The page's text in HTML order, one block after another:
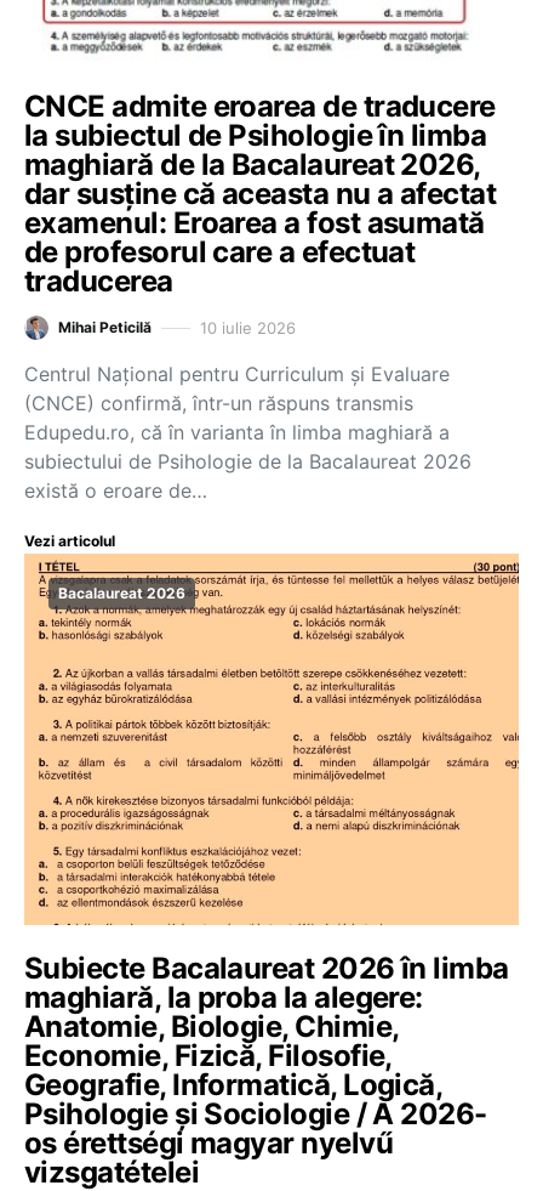
CNCE admite eroarea de traducere
la subiectul de Psihologie în limba
maghiară de la Bacalaureat 2026,
dar susține că aceasta nu a afectat
examenul: Eroarea a fost asumată
de profesorul care a efectuat
traducerea
Mihai Peticilă 10 iulie 2026
Centrul Național pentru Curriculum și Evaluare
(CNCE) confirmă, într-un răspuns transmis
Edupedu.ro, că în varianta în limba maghiară a
subiectului de Psihologie de la Bacalaureat 2026
există o eroare de…
Vezi articolul
Bacalaureat 2026
Subiecte Bacalaureat 2026 în limba
maghiară, la proba la alegere:
Anatomie, Biologie, Chimie,
Economie, Fizică, Filosofie,
Geografie, Informatică, Logică,
Psihologie și Sociologie / A 2026-
os érettségi magyar nyelvű
vizsgatételei